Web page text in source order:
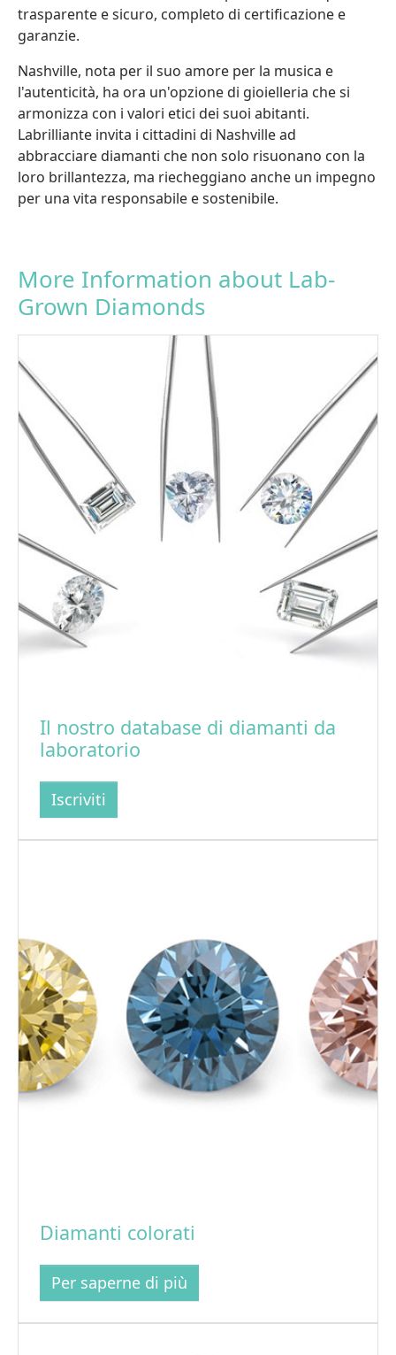
trasparente e sicuro, completo di certificazione e
garanzie.
Nashville, nota per il suo amore per la musica e
l'autenticità, ha ora un'opzione di gioielleria che si
armonizza con i valori etici dei suoi abitanti.
Labrilliante invita i cittadini di Nashville ad
abbracciare diamanti che non solo risuonano con la
loro brillantezza, ma riecheggiano anche un impegno
per una vita responsabile e sostenibile.
More Information about Lab-
Grown Diamonds
Il nostro database di diamanti da
laboratorio
Iscriviti
Diamanti colorati
Per saperne di più